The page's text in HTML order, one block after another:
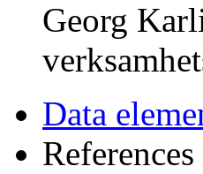
Georg
Data